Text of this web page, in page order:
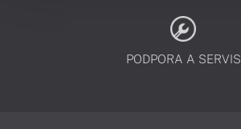
PODPORA A SERVIS